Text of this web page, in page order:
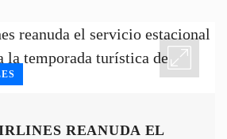
REANUDA EL